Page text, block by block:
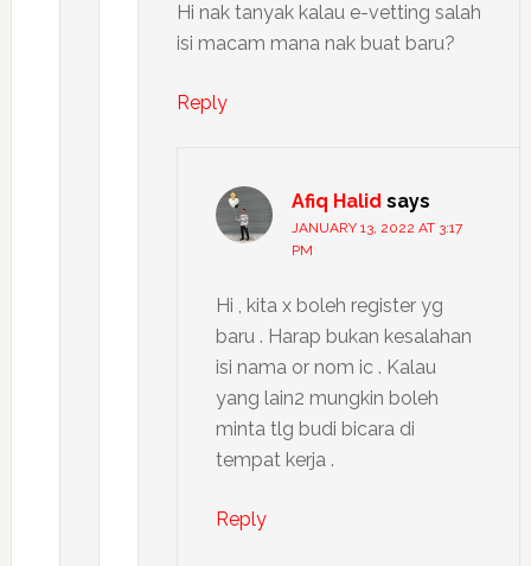
Hi nak tanyak kalau e-vetting salah
isi macam mana nak buat baru?
Reply
Afiq Halid says
JANUARY 13, 2022 AT 3:17
PM
Hi , kita x boleh register yg
baru . Harap bukan kesalahan
isi nama or nom ic . Kalau
yang lain2 mungkin boleh
minta tlg budi bicara di
tempat kerja .
Reply